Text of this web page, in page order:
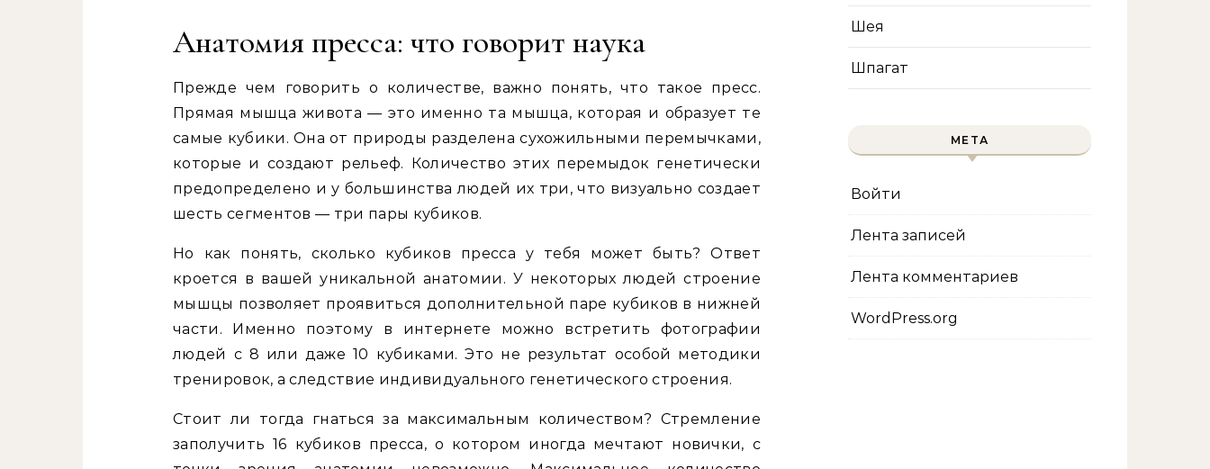
Анатомия пресса: что говорит наука
Прежде чем говорить о количестве, важно понять, что такое пресс.
Прямая мышца живота — это именно та мышца, которая и образует те
самые кубики. Она от природы разделена сухожильными перемычками,
которые и создают рельеф. Количество этих перемыдок генетически
предопределено и у большинства людей их три, что визуально создает
шесть сегментов — три пары кубиков.
Но как понять, сколько кубиков пресса у тебя может быть? Ответ
кроется в вашей уникальной анатомии. У некоторых людей строение
мышцы позволяет проявиться дополнительной паре кубиков в нижней
части. Именно поэтому в интернете можно встретить фотографии
людей с 8 или даже 10 кубиками. Это не результат особой методики
тренировок, а следствие индивидуального генетического строения.
Стоит ли тогда гнаться за максимальным количеством? Стремление
заполучить 16 кубиков пресса, о котором иногда мечтают новички, с
Шея
Шпагат
МЕТА
Войти
Лента записей
Лента комментариев
WordPress.org